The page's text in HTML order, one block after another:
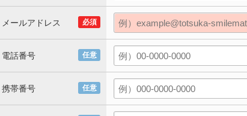
必須
メールアドレス
任意
電話番号
任意
携帯番号